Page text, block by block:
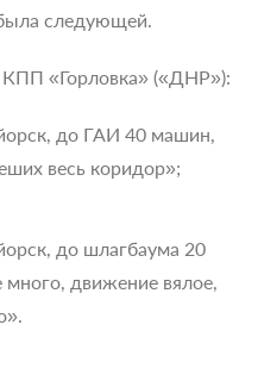
следующей.
«Горловка» («ДНР»):
до ГАИ 40 машин,
весь коридор»;
до шлагбаума 20
движение вялое,